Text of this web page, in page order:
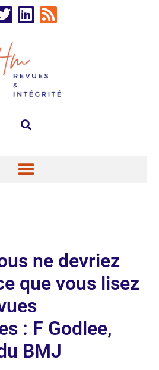
ne devriez
que vous lisez
: F Godlee,
BMJ